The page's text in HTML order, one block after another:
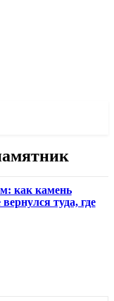
как камень
туда, где